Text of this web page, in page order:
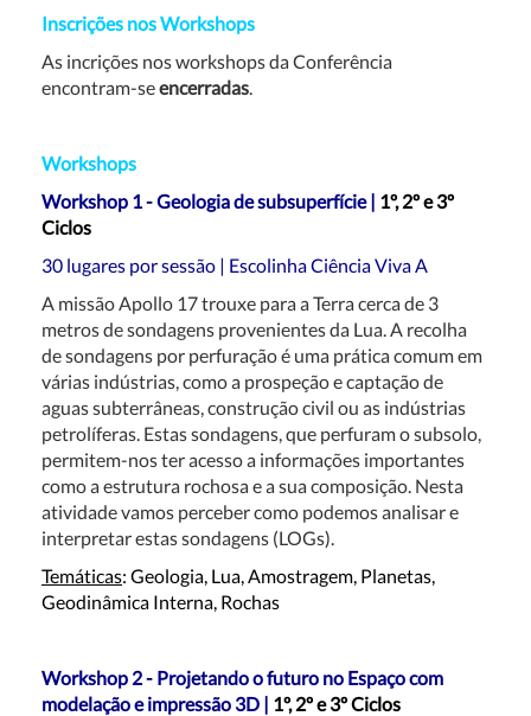
Inscrições nos Workshops
As incrições nos workshops da Conferência
encontram-seencerradas.
Workshops
Workshop 1 - Geologia de subsuperfície | 1º, 2º e 3º
Ciclos
30 lugares por sessão | Escolinha Ciência Viva A
A missão Apollo 17 trouxe para a Terra cerca de 3
metros de sondagens provenientes da Lua. A recolha
de sondagens por perfuração é uma prática comum em
várias indústrias, como a prospeção e captação de
aguas subterrâneas, construção civil ou as indústrias
petrolíferas. Estas sondagens, que perfuram o subsolo,
permitem-nos ter acesso a informações importantes
como a estrutura rochosa e a sua composição. Nesta
atividade vamos perceber como podemos analisar e
interpretar estas sondagens (LOGs).
Temáticas: Geologia, Lua, Amostragem, Planetas,
Geodinâmica Interna, Rochas
Workshop 2 - Projetando o futuro no Espaço com
modelação e impressão 3D | 1º, 2º e 3º Ciclos